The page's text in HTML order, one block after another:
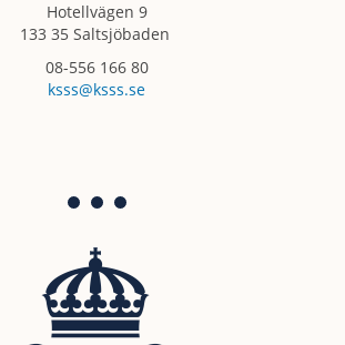
Hotellvägen 9
133 35 Saltsjöbaden
08-556 166 80
ksss@ksss.se